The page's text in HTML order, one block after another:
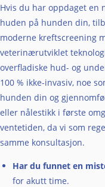
Hvis du har oppdaget en
huden på hunden din,
moderne kreftscreening
veterinærutviklet
overfladiske hud- og
100 % ikke-invasiv, noe
hunden din og
eller nålestikk i første
ventetiden, da vi som
samme konsultasjon.
Har du funnet en
for akutt time.